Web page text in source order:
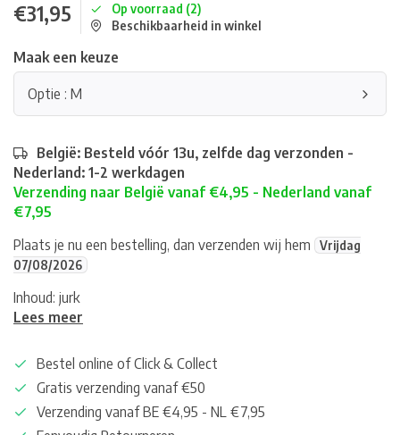
€31,95
Op voorraad (2)
Beschikbaarheid in winkel
Maak een keuze
Optie : M
België: Besteld vóór 13u, zelfde dag verzonden -
Nederland: 1-2 werkdagen
Verzending naar België vanaf €4,95 - Nederland vanaf
€7,95
Plaats je nu een bestelling, dan verzenden wij hem
Vrijdag
07/08/2026
Inhoud: jurk
Lees meer
Bestel online of Click & Collect
Gratis verzending vanaf €50
Verzending vanaf BE €4,95 - NL €7,95